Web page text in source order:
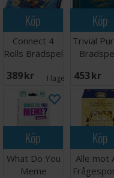
Köp
Connect 4
Rolls Brädspel
389 SEK I lager: 1
Köp
Trivial
453 SEK
Köp
What Do You
Meme
Köp
Alle mot